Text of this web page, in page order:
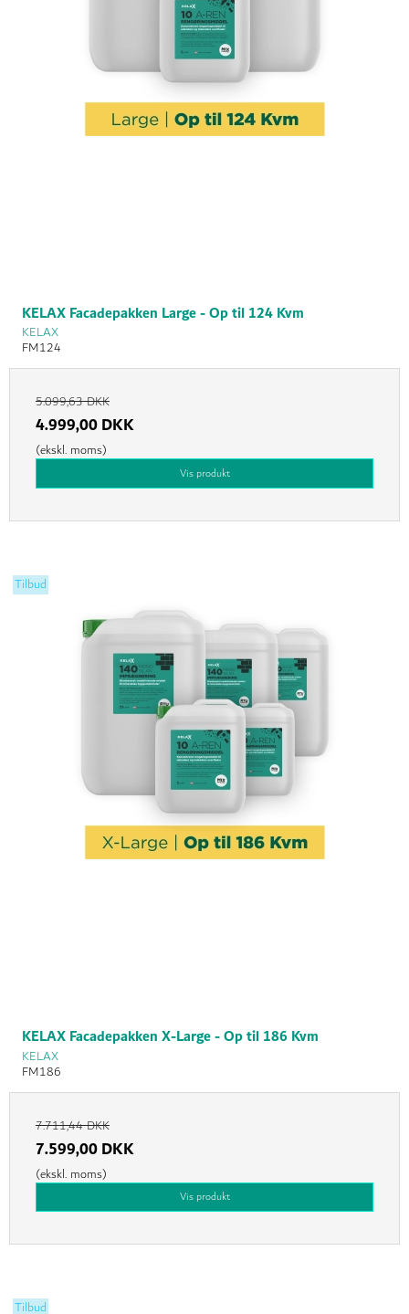
KELAX Facadepakken Large - Op til 124 Kvm
KELAX
FM124
5.099,63 DKK
4.999,00 DKK
(ekskl. moms)
Vis produkt
Tilbud
KELAX Facadepakken X-Large - Op til 186 Kvm
KELAX
FM186
7.711,44 DKK
7.599,00 DKK
(ekskl. moms)
Vis produkt
Tilbud